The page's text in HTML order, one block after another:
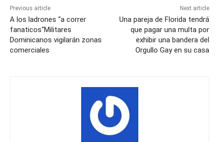
Previous article
A los ladrones “a correr
fanaticos“Militares
Dominicanos vigilarán zonas
comerciales
Next article
Una pareja de Florida tendrá
que pagar una multa por
exhibir una bandera del
Orgullo Gay en su casa